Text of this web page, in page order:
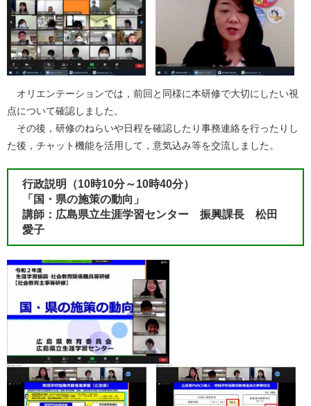
オリエンテーションでは，前回と同様に本研修で大切にしたい視
点について確認しました。
その後，研修のねらいや日程を確認したり事務連絡を行ったりし
た後，チャット機能を活用して，意気込み等を交流しました。
行政説明（10時10分～10時40分）
「国・県の施策の動向」
講師：広島県立生涯学習センター 振興課長 松田
愛子